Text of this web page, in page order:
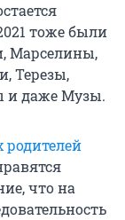
тоже были
Марселины,
Терезы,
и даже Музы.
что на